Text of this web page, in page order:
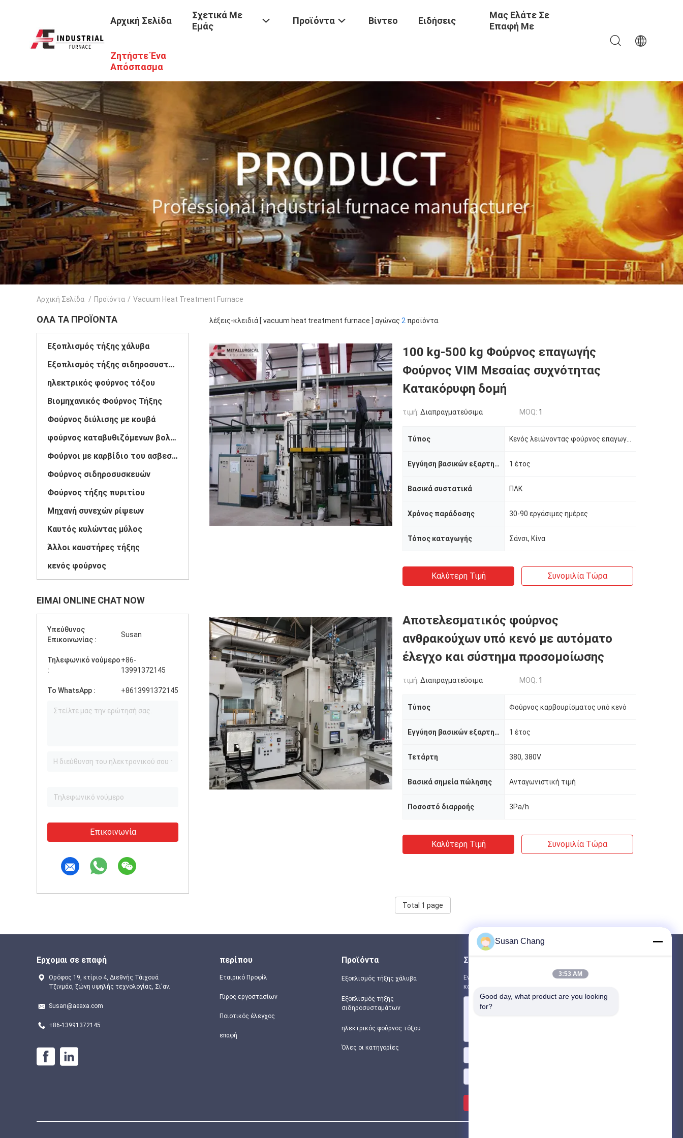
Αρχική Σελίδα
Σχετικά Με
Εμάς
Προϊόντα Βίντεο Ειδήσεις
Μας Ελάτε Σε
Επαφή Με
Ζητήστε Ένα
Απόσπασμα
Αρχική Σελίδα / Προϊόντα / Vacuum Heat Treatment Furnace
ΌΛΑ ΤΑ ΠΡΟΪΌΝΤΑ
Εξοπλισμός τήξης χάλυβα
Εξοπλισμός τήξης σιδηροσυσταμάτων
ηλεκτρικός φούρνος τόξου
Βιομηχανικός Φούρνος Τήξης
Φούρνος διύλισης με κουβά
φούρνος καταβυθιζόμενων βολταϊκών τόξων
Φούρνοι με καρβίδιο του ασβεστίου
Φούρνος σιδηροσυσκευών
Φούρνος τήξης πυριτίου
Μηχανή συνεχών ρίψεων
Καυτός κυλώντας μύλος
Άλλοι καυστήρες τήξης
κενός φούρνος
ΕΊΜΑΙ ONLINE CHAT NOW
Υπεύθυνος
Επικοινωνίας :
Susan
Τηλεφωνικό νούμερο
:
+86-
13991372145
Το WhatsApp : +8613991372145
Επικοινωνία
λέξεις-κλειδιά [ vacuum heat treatment furnace ] αγώνας 2 προϊόντα.
100 kg-500 kg Φούρνος επαγωγής
Φούρνος VIM Μεσαίας συχνότητας
Κατακόρυφη δομή
τιμή: Διαπραγματεύσιμα MOQ: 1
Τύπος
Εγγύηση βασικών εξαρτημάτων 1 έτος
Βασικά συστατικά ΠΛΚ
Χρόνος παράδοσης 30-90 εργάσιμες ημέρες
Τόπος καταγωγής Σάνσι, Κίνα
Καλύτερη Τιμή Συνομιλία Τώρα
Αποτελεσματικός φούρνος
ανθρακούχων υπό κενό με αυτόματο
έλεγχο και σύστημα προσομοίωσης
τιμή: Διαπραγματεύσιμα MOQ: 1
Τύπος Φούρνος καρβουρίσματος υπό κενό
Εγγύηση βασικών εξαρτημάτων 1 έτος
Τετάρτη 380, 380V
Βασικά σημεία πώλησης Ανταγωνιστική τιμή
Ποσοστό διαρροής 3Pa/h
Καλύτερη Τιμή Συνομιλία Τώρα
Total 1 page
Ερχομαι σε επαφή
Ορόφος 19, κτίριο 4, Διεθνής Τάιχουά
Τζινμάο, ζώνη υψηλής τεχνολογίας, Σι'αν.
Susan@aeaxa.com
+86-13991372145
περίπου
Εταιρικό Προφίλ
Γύρος εργοστασίων
Ποιοτικός έλεγχος
επαφή
Προϊόντα
Εξοπλισμός τήξης χάλυβα
Εξοπλισμός τήξης
σιδηροσυσταμάτων
ηλεκτρικός φούρνος τόξου
Όλες οι κατηγορίες
Στείλτε μας μήνυμα
Ενημερώστε μας για τις ανάγκες σας. Θα συνδέσουμε τα
καλύτερα προϊόντα μαζί σας.
Susan Chang
3:53 AM
Good day, what product are you looking
for?